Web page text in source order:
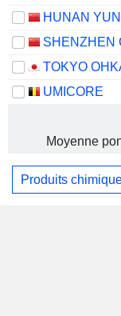
UMICORE
Moyenne
Produits